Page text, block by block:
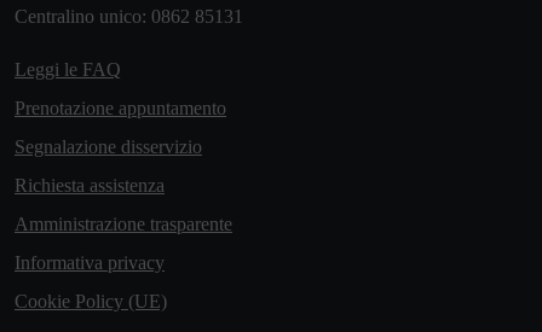
Centralino unico: 0862 85131
Leggi le FAQ
Prenotazione appuntamento
Segnalazione disservizio
Richiesta assistenza
Amministrazione trasparente
Informativa privacy
Cookie Policy (UE)